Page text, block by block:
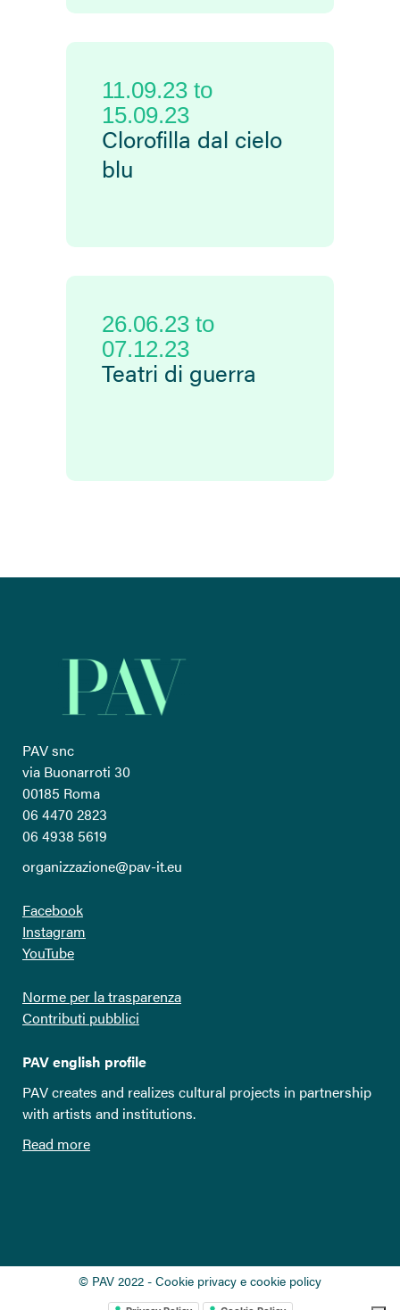
11.09.23 to
15.09.23
Clorofilla dal cielo
blu
26.06.23 to
07.12.23
Teatri di guerra
PAV snc
via Buonarroti 30
00185 Roma
06 4470 2823
06 4938 5619
organizzazione@pav-it.eu
Facebook
Instagram
YouTube
Norme per la trasparenza
Contributi pubblici
PAV english profile
PAV creates and realizes cultural projects in partnership
with artists and institutions.
Read more
© PAV 2022 - Cookie privacy e cookie policy